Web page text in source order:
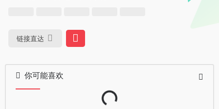
链接直达
你可能喜欢 Loading...